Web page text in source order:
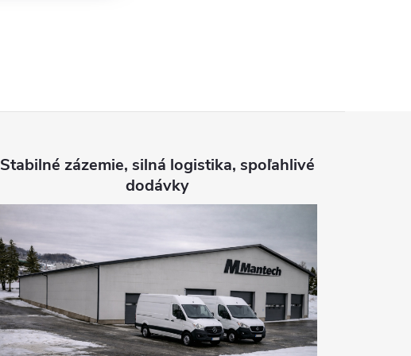
Stabilné zázemie, silná logistika, spoľahlivé
dodávky